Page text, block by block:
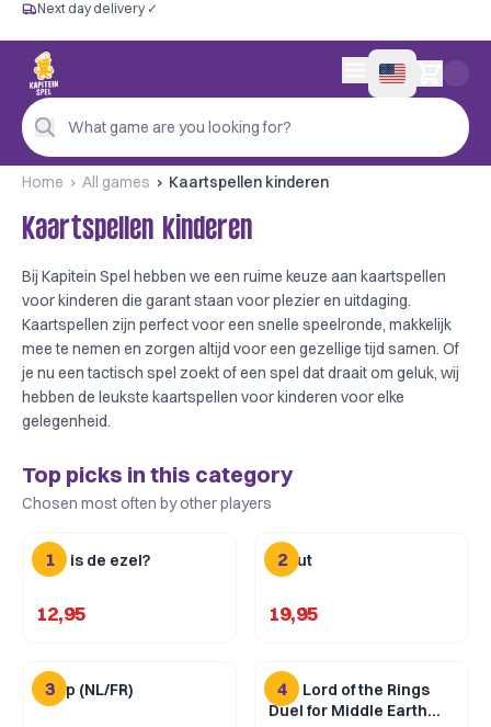
Free from €60
Next day delivery ✓
Personal advice
4,9/5 —
Next day delivery ✓
What game are you looking for?
0 items in cart
Home All games Kaartspellen kinderen
Kaartspellen kinderen
Bij Kapitein Spel hebben we een ruime keuze aan kaartspellen
voor kinderen die garant staan voor plezier en uitdaging.
Kaartspellen zijn perfect voor een snelle speelronde, makkelijk
mee te nemen en zorgen altijd voor een gezellige tijd samen. Of
je nu een tactisch spel zoekt of een spel dat draait om geluk, wij
hebben de leukste kaartspellen voor kinderen voor elke
gelegenheid.
Top picks in this category
Chosen most often by other players
1
Wie is de ezel?
12,95
2
Scout
19,95
3
dnup (NL/FR) 4
The Lord of the Rings
Duel for Middle Earth